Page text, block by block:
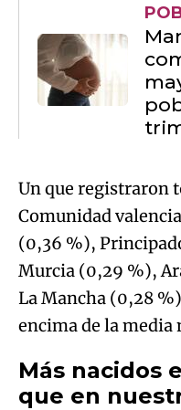
Un que registraron
Comunidad
(0,36 %),
Murcia (0,29 %),
La Mancha (0,28
encima de la
Más nacidos
que en